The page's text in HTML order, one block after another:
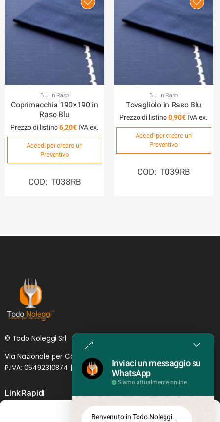
Gestisci Consenso
Blu in Raso
Coprimacchia 190×190 in
Raso Blu
Prezzo di listino6,20€
Accedi per creare un
Preventivo
COD: T038RB
Blu in Raso
Tovagliolo in Raso Blu
Prezzo di listino0,90€
Accedi per creare un
Preventivo
COD: T039RB
© Todo Noleggi Srl
Via Nazionale per Catania, 6 | 95024 - Acireale (CT)
P.IVA: 05492310874 | SDI: MJ1 O YNU (Lettera )
Link Rapidi
Inviaci un messaggio su
WhatsApp
Siamo attualmente online
Benvenuto in Todo Noleggi.